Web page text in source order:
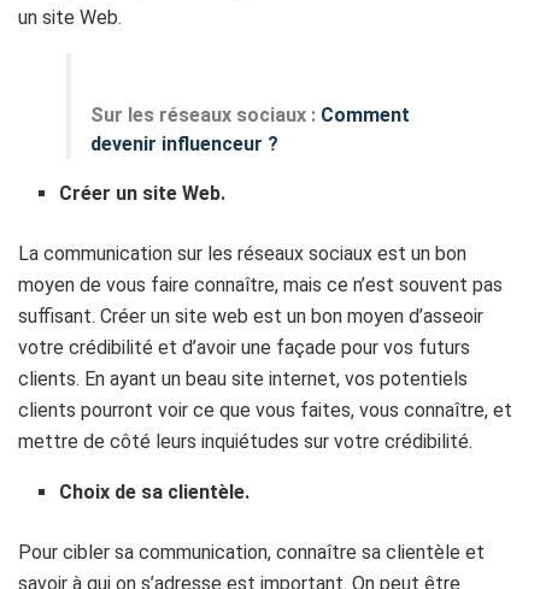
un site Web.
Sur les réseaux sociaux : Comment
devenir influenceur ?
Créer un site Web.
La communication sur les réseaux sociaux est un bon
moyen de vous faire connaître, mais ce n’est souvent pas
suffisant. Créer un site web est un bon moyen d’asseoir
votre crédibilité et d’avoir une façade pour vos futurs
clients. En ayant un beau site internet, vos potentiels
clients pourront voir ce que vous faites, vous connaître, et
mettre de côté leurs inquiétudes sur votre crédibilité.
Choix de sa clientèle.
Pour cibler sa communication, connaître sa clientèle et
savoir à qui on s’adresse est important. On peut être